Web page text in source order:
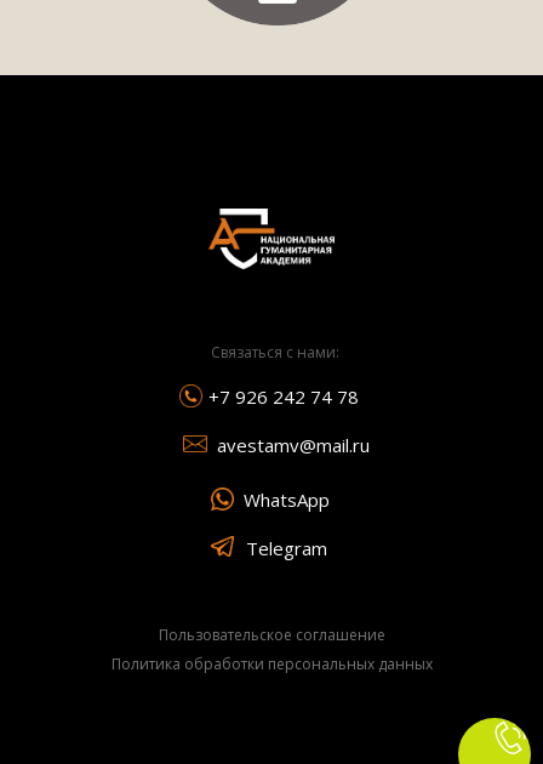
avestamv@mail.ru
+7 926 242 74 78
Пользовательское соглашение
Политика обработки персональных данных
WhatsApp
Telegram
Связаться с нами: